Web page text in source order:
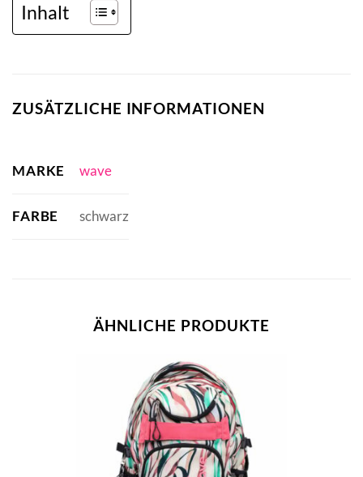
Inhalt
ZUSÄTZLICHE INFORMATIONEN
MARKE wave
FARBE schwarz
ÄHNLICHE PRODUKTE